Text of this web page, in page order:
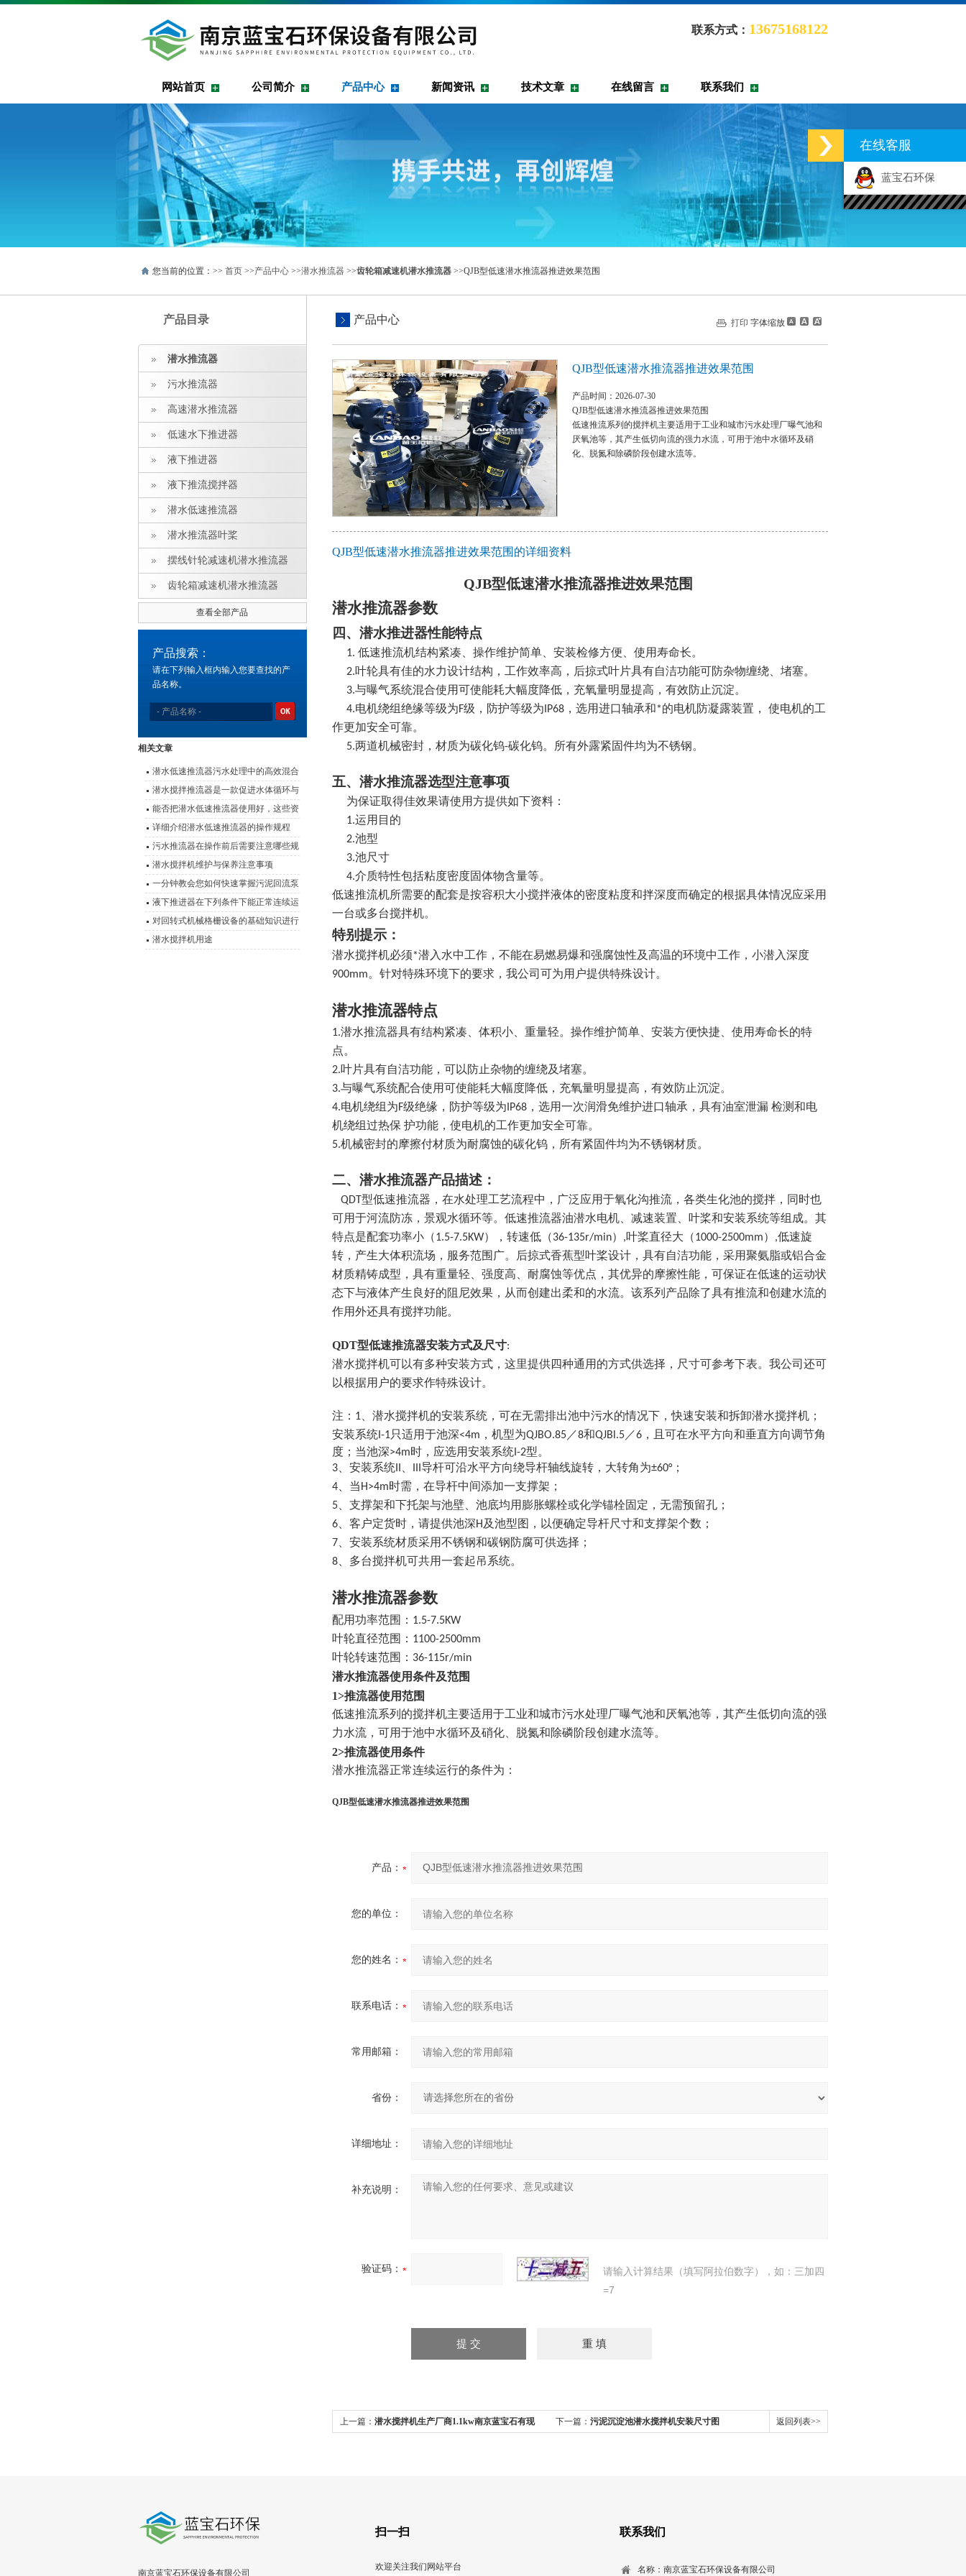
联系方式： 13675168122
网站首页 公司简介 产品中心 新闻资讯 技术文章 在线留言 联系我们
您当前的位置：>> 首页 >>产品中心 >>潜水推流器 >>齿轮箱减速机潜水推流器 >>QJB型低速潜水推流器推进效果范围
产品目录
潜水推流器
污水推流器
高速潜水推流器
低速水下推进器
液下推进器
液下推流搅拌器
潜水低速推流器
潜水推流器叶桨
摆线针轮减速机潜水推流器
齿轮箱减速机潜水推流器
查看全部产品
产品搜索：
请在下列输入框内输入您要查找的产
品名称。
相关文章
潜水低速推流器污水处理中的高效混合
动力
潜水搅拌推流器是一款促进水体循环与
提升环境质量的设备
能否把潜水低速推流器使用好，这些资
料是关键
详细介绍潜水低速推流器的操作规程
污水推流器在操作前后需要注意哪些规
程？
潜水搅拌机维护与保养注意事项
一分钟教会您如何快速掌握污泥回流泵
的安装结构
液下推进器在下列条件下能正常连续运
行
对回转式机械格栅设备的基础知识进行
详细说明
潜水搅拌机用途
产品中心 打印 字体缩放
QJB型低速潜水推流器推进效果范围
产品时间：2026-07-30
QJB型低速潜水推流器推进效果范围
低速推流系列的搅拌机主要适用于工业和城市污水处理厂曝气池和
厌氧池等，其产生低切向流的强力水流，可用于池中水循环及硝
化、脱氮和除磷阶段创建水流等。
QJB型低速潜水推流器推进效果范围的详细资料
QJB型低速潜水推流器推进效果范围
潜水推流器参数
四 、 潜水推进器性能特点
1. 低速推流机结构紧凑、操作维护简单、安装检修方便、使用寿命长。
2.叶轮具有佳的水力设计结构，工作效率高，后掠式叶片具有自洁功能可防杂物缠绕、堵塞。
3.与曝气系统混合使用可使能耗大幅度降低，充氧量明显提高，有效防止沉淀。
4.电机绕组绝缘等级为F级，防护等级为IP68，选用进口轴承和*的电机防凝露装置， 使电机的工
作更加安全可靠。
5.两道机械密封，材质为碳化钨-碳化钨。所有外露紧固件均为不锈钢。
五、 潜水推流器选型注意事项
为保证取得佳效果请使用方提供如下资料：
1.运用目的
2.池型
3.池尺寸
4.介质特性包括粘度密度固体物含量等。
低速推流机所需要的配套是按容积大小搅拌液体的密度粘度和拌深度而确定的根据具体情况应采用
一台或多台搅拌机。
特别提示：
潜水搅拌机必须*潜入水中工作，不能在易燃易爆和强腐蚀性及高温的环境中工作 ， 小潜入深度
900mm。针对特殊环境下的要求，我公司可为用户提供特殊设计。
潜水推流器特点
1.潜水推流器具有结构紧凑、体积小、重量轻。操作维护简单、安装方便快捷、使用寿命长的特
点。
2.叶片具有自洁功能，可以防止杂物的缠绕及堵塞。
3.与曝气系统配合使用可使能耗大幅度降低，充氧量明显提高，有效防止沉淀。
4.电机绕组为F级绝缘，防护等级为IP68，选用一次润滑免维护进口轴承，具有油室泄漏 检测和电
机绕组过热保 护功能，使电机的工作更加安全可靠。
5.机械密封的摩擦付材质为耐腐蚀的碳化钨，所有紧固件均为不锈钢材质。
二、 潜水推流器产品描述：
QDT型低速推流器，在水处理工艺流程中，广泛应用于氧化沟推流，各类生化池的搅拌，同时也
可用于河流防冻，景观水循环等。低速推流器油潜水电机、减速装置、叶桨和安装系统等组成。其
特点是配套功率小（1.5-7.5KW），转速低（36-135r/min）,叶桨直径大（1000-2500mm）,低速旋
转，产生大体积流场，服务范围广。后掠式香蕉型叶桨设计，具有自洁功能，采用聚氨脂或铝合金
材质精铸成型，具有重量轻、强度高、耐腐蚀等优点，其优异的摩擦性能，可保证在低速的运动状
态下与液体产生良好的阻尼效果，从而创建出柔和的水流。该系列产品除了具有推流和创建水流的
作用外还具有搅拌功能。
QDT型低速推流器安装方式及尺寸:
潜水搅拌机可以有多种安装方式，这里提供四种通用的方式供选择，尺寸可参考下表。我公司还可
以根据用户的要求作特殊设计。
注：1、潜水搅拌机的安装系统，可在无需排出池中污水的情况下，快速安装和拆卸潜水搅拌机；
安装系统I-1只适用于池深<4m，机型为QJBO.85／8和QJBl.5／6，且可在水平方向和垂直方向调节角
度；当池深>4m时，应选用安装系统I-2型。
3、安装系统II、III导杆可沿水平方向绕导杆轴线旋转， 大转角为±60°；
4、当H>4m时需，在导杆中间添加一支撑架；
5、支撑架和下托架与池壁、池底均用膨胀螺栓或化学锚栓固定，无需预留孔；
6、客户定货时，请提供池深H及池型图，以便确定导杆尺寸和支撑架个数；
7、安装系统材质采用不锈钢和碳钢防腐可供选择；
8、多台搅拌机可共用一套起吊系统。
潜水推流器参数
配用功率范围：1.5-7.5KW
叶轮直径范围：1100-2500mm
叶轮转速范围：36-115r/min
潜水推流器使用条件及范围
1>推流器使用范围
低速推流系列的搅拌机主要适用于工业和城市污水处理厂曝气池和厌氧池等，其产生低切向流的强
力水流，可用于池中水循环及硝化、脱氮和除磷阶段创建水流等。
2>推流器使用条件
潜水推流器正常连续运行的条件为：
QJB型低速潜水推流器推进效果范围
产品：
您的单位：
您的姓名：
联系电话：
常用邮箱：
省份：
详细地址：
补充说明：
验证码：
请输入计算结果（填写阿拉伯数字），如：三加四
=7
上一篇： 潜水搅拌机生产厂商1.1kw南京蓝宝石有现 下一篇： 污泥沉淀池潜水搅拌机安装尺寸图 返回列表>>
南京蓝宝石环保设备有限公司
扫一扫
欢迎关注我们网站平台
联系我们
名称：南京蓝宝石环保设备有限公司
在线客服
蓝宝石环保